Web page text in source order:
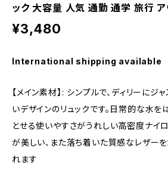
ック 大容量 人気 通勤 通学 旅行 ア
¥3,480
International shipping available
【メイン素材】: シンプルで、ディリーにジ
いデザインのリュックです。日常的な水を
とせる使いやすさがうれしい高密度ナイ
が美しい、また落ち着いた質感なレザー
れます